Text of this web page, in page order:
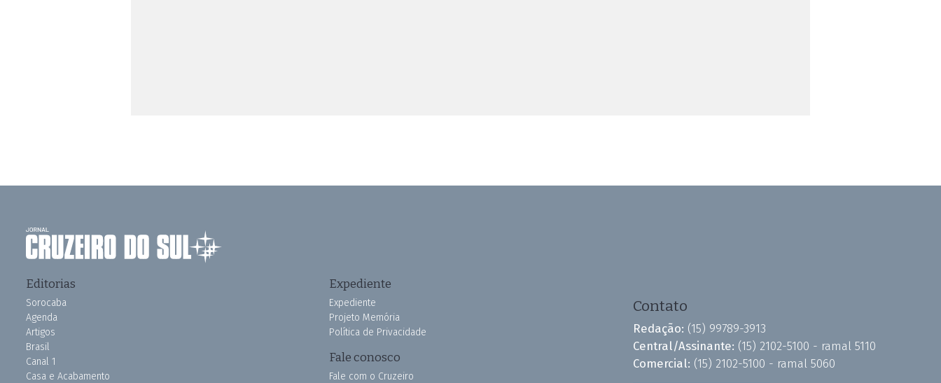
Editorias
Sorocaba
Agenda
Artigos
Brasil
Canal 1
Casa e Acabamento
Expediente
Expediente
Projeto Memória
Política de Privacidade
Fale conosco
Fale com o Cruzeiro
Contato
Redação: (15) 99789-3913
Central/Assinante: (15) 2102-5100 - ramal 5110
Comercial: (15) 2102-5100 - ramal 5060